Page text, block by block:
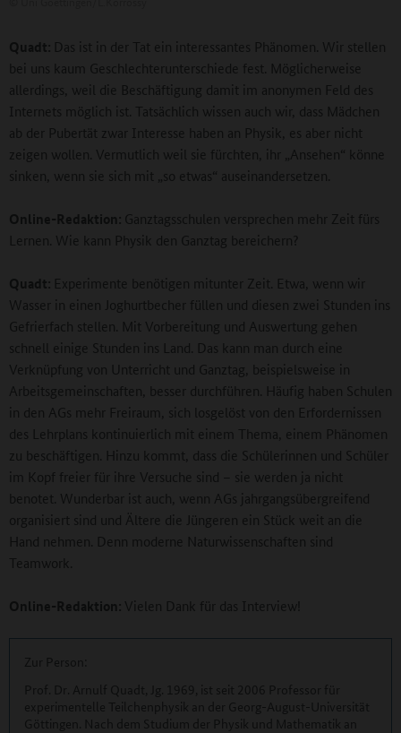
Quadt: Das ist in der Tat ein interessantes Phänomen. Wir stellen
bei uns kaum Geschlechterunterschiede fest. Möglicherweise
allerdings, weil die Beschäftigung damit im anonymen Feld des
Internets möglich ist. Tatsächlich wissen auch wir, dass Mädchen
ab der Pubertät zwar Interesse haben an Physik, es aber nicht
zeigen wollen. Vermutlich weil sie fürchten, ihr „Ansehen“ könne
sinken, wenn sie sich mit „so etwas“ auseinandersetzen.
Online-Redaktion: Ganztagsschulen versprechen mehr Zeit fürs
Lernen. Wie kann Physik den Ganztag bereichern?
Quadt: Experimente benötigen mitunter Zeit. Etwa, wenn wir
Wasser in einen Joghurtbecher füllen und diesen zwei Stunden ins
Gefrierfach stellen. Mit Vorbereitung und Auswertung gehen
schnell einige Stunden ins Land. Das kann man durch eine
Verknüpfung von Unterricht und Ganztag, beispielsweise in
Arbeitsgemeinschaften, besser durchführen. Häufig haben Schulen
in den AGs mehr Freiraum, sich losgelöst von den Erfordernissen
des Lehrplans kontinuierlich mit einem Thema, einem Phänomen
zu beschäftigen. Hinzu kommt, dass die Schülerinnen und Schüler
im Kopf freier für ihre Versuche sind – sie werden ja nicht
benotet. Wunderbar ist auch, wenn AGs jahrgangsübergreifend
organisiert sind und Ältere die Jüngeren ein Stück weit an die
Hand nehmen. Denn moderne Naturwissenschaften sind
Teamwork.
Online-Redaktion: Vielen Dank für das Interview!